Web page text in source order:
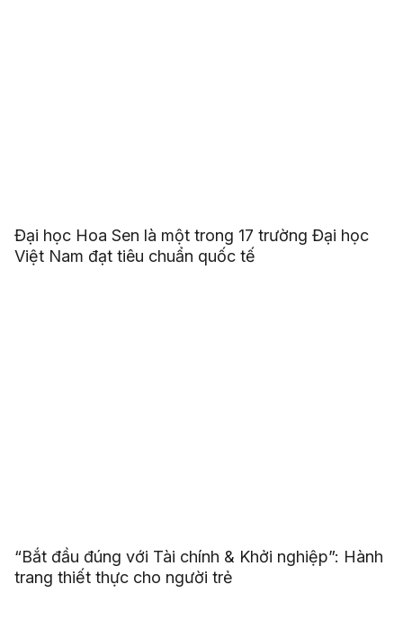
Đại học Hoa Sen là một trong 17 trường Đại học
Việt Nam đạt tiêu chuẩn quốc tế
“Bắt đầu đúng với Tài chính & Khởi nghiệp”: Hành
trang thiết thực cho người trẻ